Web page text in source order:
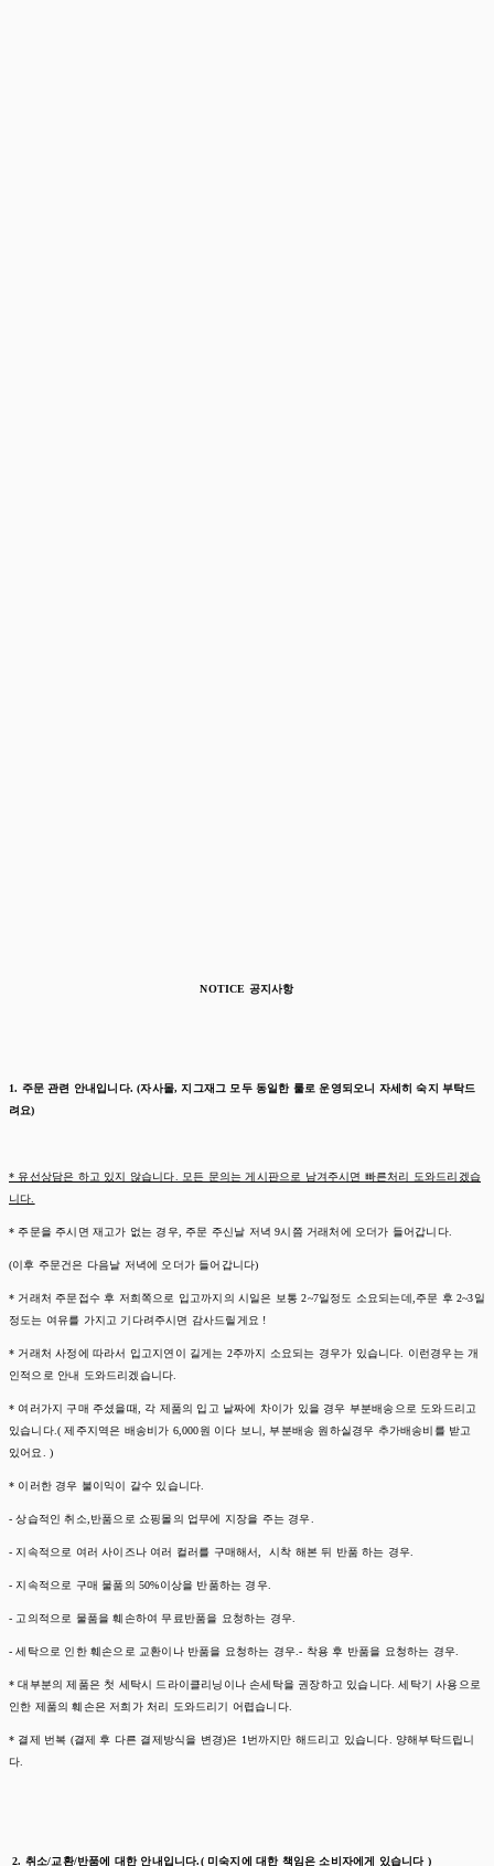
NOTICE 공지사항
1. 주문 관련 안내입니다. (자사몰, 지그재그 모두 동일한 룰로 운영되오니 자세히 숙지 부탁드
려요)
* 유선상담은 하고 있지 않습니다. 모든 문의는 게시판으로 남겨주시면 빠른처리 도와드리겠습
니다.
* 주문을 주시면 재고가 없는 경우, 주문 주신날 저녁 9시쯤 거래처에 오더가 들어갑니다.
(이후 주문건은 다음날 저녁에 오더가 들어갑니다)
* 거래처 주문접수 후 저희쪽으로 입고까지의 시일은 보통 2~7일정도 소요되는데,주문 후 2~3일
정도는 여유를 가지고 기다려주시면 감사드릴게요 !
* 거래처 사정에 따라서 입고지연이 길게는 2주까지 소요되는 경우가 있습니다. 이런경우는 개
인적으로 안내 도와드리겠습니다.
* 여러가지 구매 주셨을때, 각 제품의 입고 날짜에 차이가 있을 경우 부분배송으로 도와드리고
있습니다.( 제주지역은 배송비가 6,000원 이다 보니, 부분배송 원하실경우 추가배송비를 받고
있어요. )
* 이러한 경우 불이익이 갈수 있습니다.
- 상습적인 취소,반품으로 쇼핑몰의 업무에 지장을 주는 경우.
- 지속적으로 여러 사이즈나 여러 컬러를 구매해서, 시착 해본 뒤 반품 하는 경우.
- 지속적으로 구매 물품의 50%이상을 반품하는 경우.
- 고의적으로 물품을 훼손하여 무료반품을 요청하는 경우.
- 세탁으로 인한 훼손으로 교환이나 반품을 요청하는 경우.- 착용 후 반품을 요청하는 경우.
* 대부분의 제품은 첫 세탁시 드라이클리닝이나 손세탁을 권장하고 있습니다. 세탁기 사용으로
인한 제품의 훼손은 저희가 처리 도와드리기 어렵습니다.
* 결제 번복 (결제 후 다른 결제방식을 변경)은 1번까지만 해드리고 있습니다. 양해부탁드립니
다.
2. 취소/교환/반품에 대한 안내입니다.( 미숙지에 대한 책임은 소비자에게 있습니다 )